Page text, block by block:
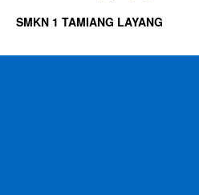
SMKN 1 TAMIANG LAYANG